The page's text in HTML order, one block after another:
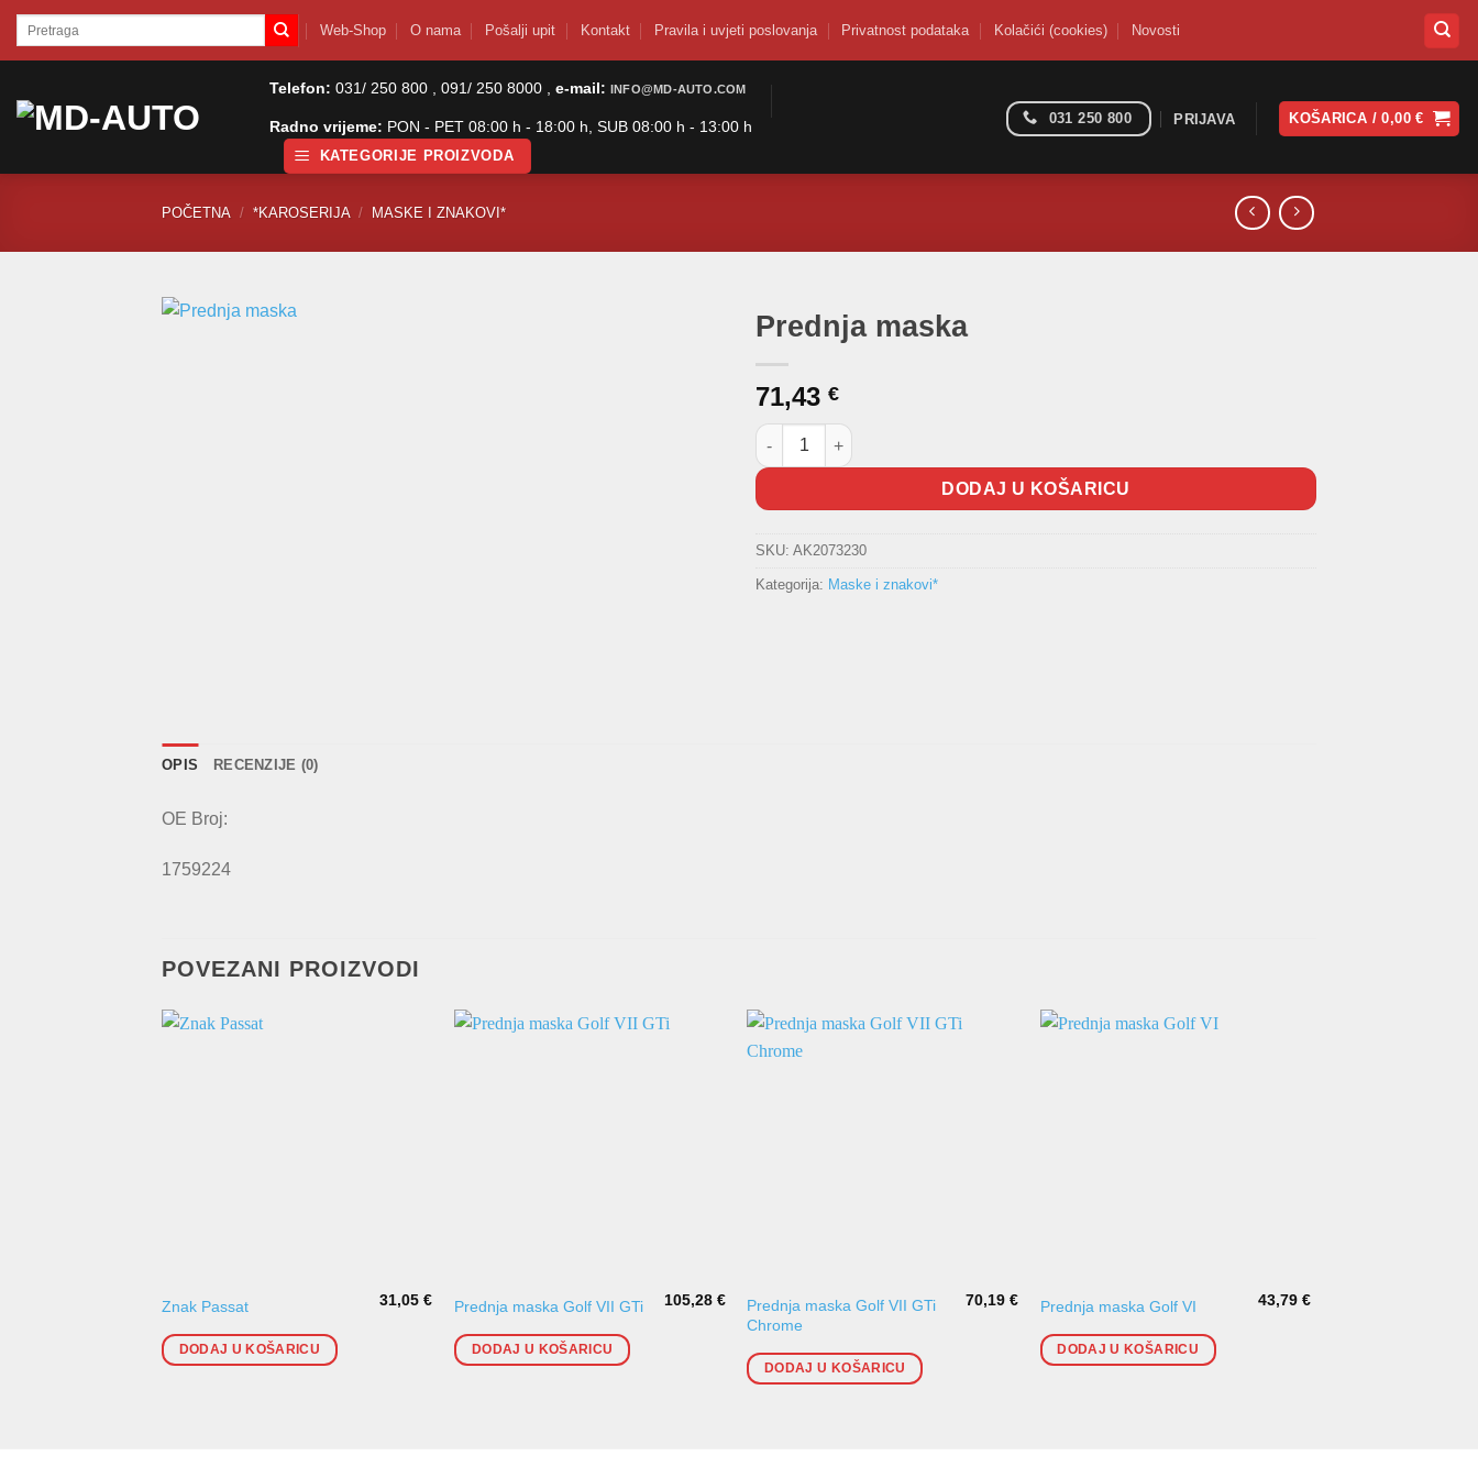
SkipPretraži: Web-Shop O nama Pošalji upit Kontakt Pravila i uvjeti poslovanja Privatnost podataka Kolačići (cookies) Novosti
Telefon: 031/ 250 800 , 091/ 250 8000 , e-mail: INFO@MD-AUTO.COM
Radno vrijeme: PON - PET 08:00 h - 18:00 h, SUB 08:00 h - 13:00 h
KATEGORIJE PROIZVODA
031 250 800 PRIJAVA KOŠARICA /0,00€
POČETNA / *KAROSERIJA / MASKE I ZNAKOVI*
Prednja maska
71,43 €
Prednja maska količina
DODAJ U KOŠARICU
SKU: AK2073230
Kategorija: Maske i znakovi*
OPIS RECENZIJE (0)
OE Broj:
1759224
POVEZANI PROIZVODI
Znak Passat 31,05€
DODAJ U KOŠARICU
Prednja maska Golf VII GTi 105,28 €
DODAJ U KOŠARICU
Prednja maska Golf VII GTi
Chrome
70,19 €
DODAJ U KOŠARICU
Prednja maska Golf VI 43,79€
DODAJ U KOŠARICU